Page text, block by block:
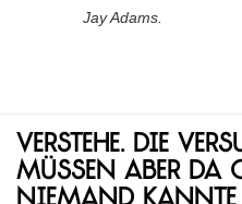
Jay Adams.
Verstehe. Die
müssen aber da